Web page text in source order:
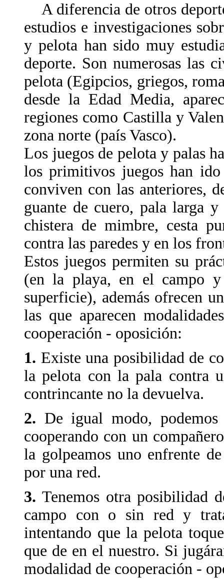
A diferencia de otros
estudios e investigaciones
y pelota han sido muy
deporte. Son numerosas las
pelota (Egipcios, griegos,
desde la Edad Media,
regiones como Castilla y
zona norte (país Vasco).
Los juegos de pelota y palas
los primitivos juegos han ido
conviven con las anteriores,
guante de cuero, pala larga
chistera de mimbre, cesta
contra las paredes y en los
Estos juegos permiten su
(en la playa, en el campo
superficie), además ofrecen
las que aparecen
cooperación - oposición:
1. Existe una posibilidad de
la pelota con la pala contra
contrincante no la devuelva.
2. De igual modo,
cooperando con un
la golpeamos uno enfrente
por una red.
3.Tenemos otra posibilidad
campo con o sin red y
intentando que la pelota
que de en el nuestro. Si
modalidad de cooperación -